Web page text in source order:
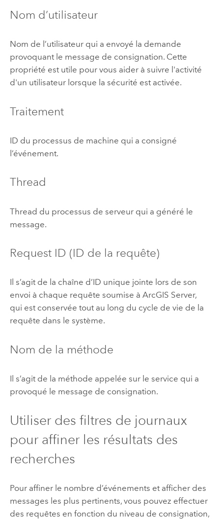
Nom d’utilisateur
Nom de l’utilisateur qui a envoyé la demande
provoquant le message de consignation. Cette
propriété est utile pour vous aider à suivre l'activité
d'un utilisateur lorsque la sécurité est activée.
Traitement
ID du processus de machine qui a consigné
l’événement.
Thread
Thread du processus de serveur qui a généré le
message.
Request ID (ID de la requête)
Il s’agit de la chaîne d’ID unique jointe lors de son
envoi à chaque requête soumise à ArcGIS Server,
qui est conservée tout au long du cycle de vie de la
requête dans le système.
Nom de la méthode
Il s’agit de la méthode appelée sur le service qui a
provoqué le message de consignation.
Utiliser des filtres de journaux
pour affiner les résultats des
recherches
Pour affiner le nombre d’événements et afficher des
messages les plus pertinents, vous pouvez effectuer
des requêtes en fonction du niveau de consignation,